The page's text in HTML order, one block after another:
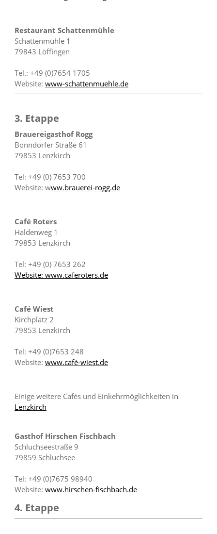
Restaurant Schattenmühle
Schattenmühle 1
79843 Löffingen
Tel.: +49 (0)7654 1705
Website: www-schattenmuehle.de
3. Etappe
Brauereigasthof Rogg
Bonndorfer Straße 61
79853 Lenzkirch
Tel: +49 (0) 7653 700
Website: www.brauerei-rogg.de
Café Roters
Haldenweg 1
79853 Lenzkirch
Tel: +49 (0) 7653 262
Website: www.caferoters.de
Café Wiest
Kirchplatz 2
79853 Lenzkirch
Tel: +49 (0)7653 248
Website: www.café-wiest.de
Einige weitere Cafés und Einkehrmöglichkeiten in
Lenzkirch
Gasthof Hirschen Fischbach
Schluchseestraße 9
79859 Schluchsee
Tel: +49 (0)7675 98940
Website: www.hirschen-fischbach.de
4. Etappe